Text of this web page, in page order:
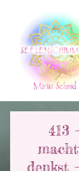
413
denkst